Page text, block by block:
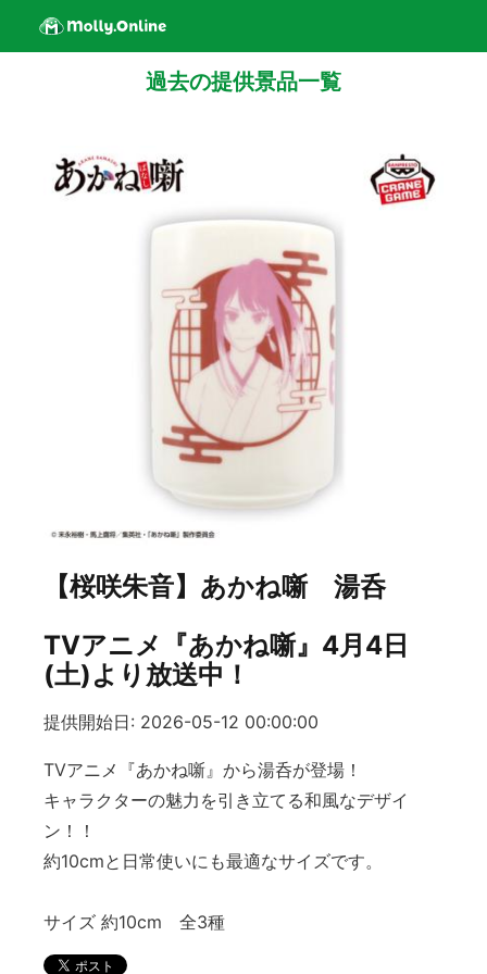
過去の提供景品一覧
【桜咲朱音】あかね噺 湯呑
TVアニメ『あかね噺』4月4日
(土)より放送中！
提供開始日: 2026-05-12 00:00:00
TVアニメ『あかね噺』から湯呑が登場！
キャラクターの魅力を引き立てる和風なデザイ
ン！！
約10cmと日常使いにも最適なサイズです。
サイズ 約10cm 全3種